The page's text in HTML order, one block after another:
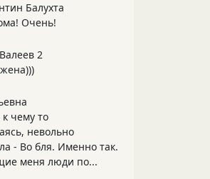
Балухта
Очень!
2
чему то
невольно
- Во бля. Именно так.
меня люди по...